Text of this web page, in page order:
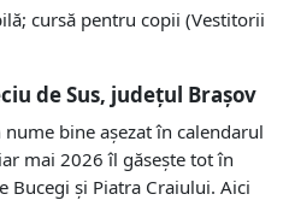
cursă pentru copii (Vestitorii
de Sus, județul Brașov
bine așezat în calendarul
mai 2026 îl găsește tot în
și Piatra Craiului. Aici